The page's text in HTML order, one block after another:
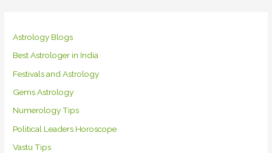
Astrology Blogs
Best Astrologer in India
Festivals and Astrology
Gems Astrology
Numerology Tips
Political Leaders Horoscope
Vastu Tips